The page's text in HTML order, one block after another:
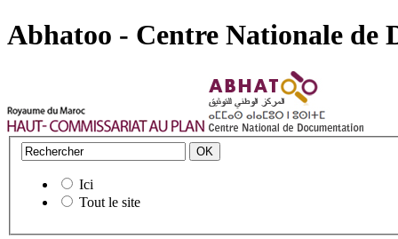
Abhatoo - Centre Nationale de
Ici
Tout le site